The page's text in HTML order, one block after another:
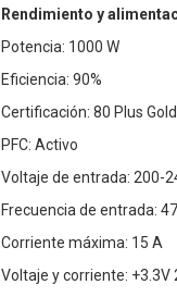
Rendimiento y
Potencia: 1000 W
Eficiencia: 90%
Certificación: 80 Plus Gold
PFC: Activo
Voltaje de entrada: 200-
Frecuencia de entrada:
Corriente máxima: 15 A
Voltaje y corriente: